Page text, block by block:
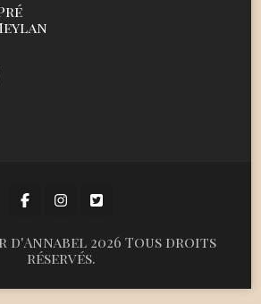
d'Annabel 2026 Tous droits
réservés.